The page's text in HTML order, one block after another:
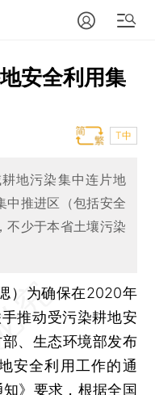
安全利用集
T中
地污染集中连片地
中推进区（包括安全
不少于本省土壤污染
） 为确保在2020年
推动受污染耕地安
、生态环境部发布
安全利用工作的通
》要求，根据全国